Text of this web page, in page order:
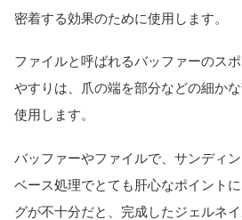
密着する効果のために使用します。
ファイルと呼ばれるバッファーのス
やすりは、爪の端を部分などの細か
使用します。
バッファーやファイルで、サンディ
ベース処理でとても肝心なポイント
グが不十分だと、完成したジェルネ